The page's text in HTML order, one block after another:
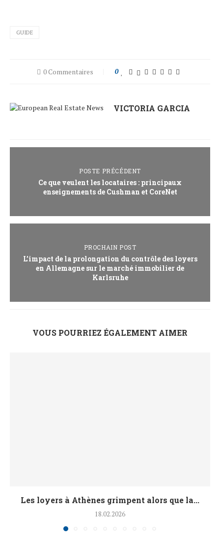
GUIDE
0 Commentaires 0
VICTORIA GARCIA
POSTE PRÉCÉDENT
Ce que veulent les locataires : principaux
enseignements de Cushman et CoreNet
PROCHAIN POST
L’impact de la prolongation du contrôle des loyers
en Allemagne sur le marché immobilier de
Karlsruhe
VOUS POURRIEZ ÉGALEMENT AIMER
Les loyers à Athènes grimpent alors que la...
18.02.2026